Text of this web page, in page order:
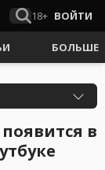
18+ ВОЙТИ
БОЛЬШЕ
в